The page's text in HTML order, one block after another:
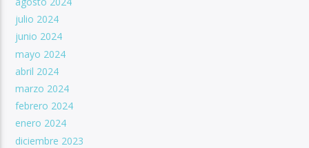
julio 2024
junio 2024
mayo 2024
abril 2024
marzo 2024
febrero 2024
enero 2024
diciembre 2023